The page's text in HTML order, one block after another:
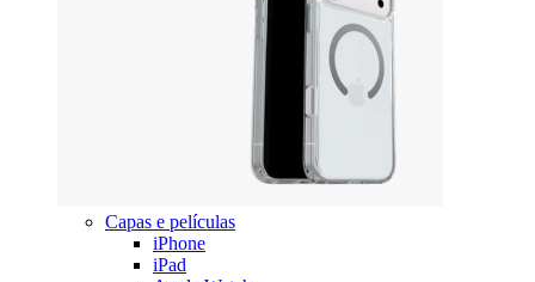
Capas e películas
iPhone
iPad